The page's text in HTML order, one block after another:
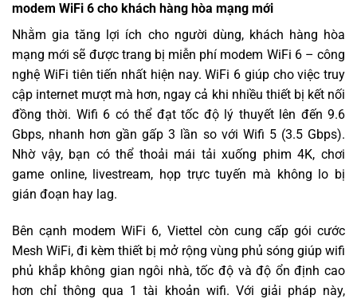
modem WiFi 6 cho khách hàng hòa mạng mới
Nhằm gia tăng lợi ích cho người dùng, khách hàng hòa
mạng mới sẽ được trang bị miễn phí modem WiFi 6 – công
nghệ WiFi tiên tiến nhất hiện nay. WiFi 6 giúp cho việc truy
cập internet mượt mà hơn, ngay cả khi nhiều thiết bị kết nối
đồng thời. Wifi 6 có thể đạt tốc độ lý thuyết lên đến 9.6
Gbps, nhanh hơn gần gấp 3 lần so với Wifi 5 (3.5 Gbps).
Nhờ vậy, bạn có thể thoải mái tải xuống phim 4K, chơi
game online, livestream, họp trực tuyến mà không lo bị
gián đoạn hay lag.
Bên cạnh modem WiFi 6, Viettel còn cung cấp gói cước
Mesh WiFi, đi kèm thiết bị mở rộng vùng phủ sóng giúp wifi
phủ khắp không gian ngôi nhà, tốc độ và độ ổn định cao
hơn chỉ thông qua 1 tài khoản wifi. Với giải pháp này,